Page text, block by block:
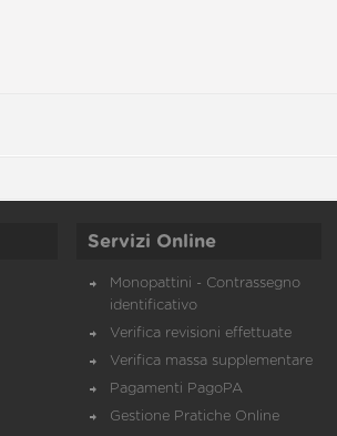
Servizi Online
Monopattini - Contrassegno
identificativo
Verifica revisioni effettuate
Verifica massa supplementare
Pagamenti PagoPA
Gestione Pratiche Online